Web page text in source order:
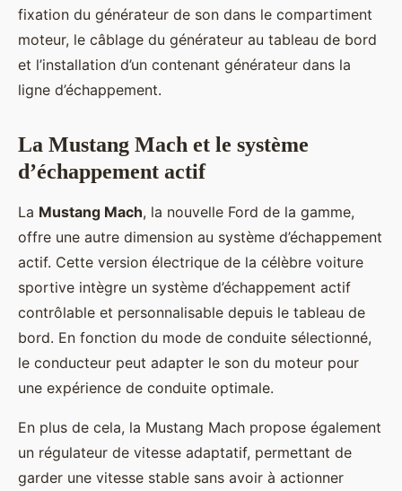
fixation du générateur de son dans le compartiment
moteur, le câblage du générateur au tableau de bord
et l’installation d’un contenant générateur dans la
ligne d’échappement.
La Mustang Mach et le système
d’échappement actif
La Mustang Mach, la nouvelle Ford de la gamme,
offre une autre dimension au système d’échappement
actif. Cette version électrique de la célèbre voiture
sportive intègre un système d’échappement actif
contrôlable et personnalisable depuis le tableau de
bord. En fonction du mode de conduite sélectionné,
le conducteur peut adapter le son du moteur pour
une expérience de conduite optimale.
En plus de cela, la Mustang Mach propose également
un régulateur de vitesse adaptatif, permettant de
garder une vitesse stable sans avoir à actionner